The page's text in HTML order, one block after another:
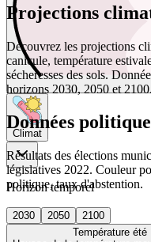
Climat
Horizon temporel
2030 2050
2100
Température été
Projections
Découvrez les projections
canicule, température
sécheresses des sols.
horizons 2030, 2050 et 2100.
Données
Résultats des élections
législatives 2022. Couleur
politique, taux d'abstention.